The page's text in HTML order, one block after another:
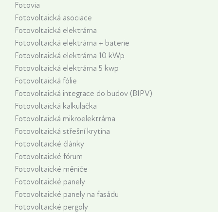
Fotovia
Fotovoltaická asociace
Fotovoltaická elektrárna
Fotovoltaická elektrárna + baterie
Fotovoltaická elektrárna 10 kWp
Fotovoltaická elektrárna 5 kwp
Fotovoltaická fólie
Fotovoltaická integrace do budov (BIPV)
Fotovoltaická kalkulačka
Fotovoltaická mikroelektrárna
Fotovoltaická střešní krytina
Fotovoltaické články
Fotovoltaické fórum
Fotovoltaické měniče
Fotovoltaické panely
Fotovoltaické panely na fasádu
Fotovoltaické pergoly